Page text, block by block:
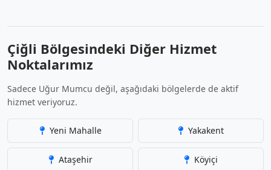
Çiğli Bölgesindeki Diğer Hizmet
Noktalarımız
Sadece Uğur Mumcu değil, aşağıdaki bölgelerde de aktif
hizmet veriyoruz.
Yeni Mahalle Yakakent
Ataşehir Köyiçi